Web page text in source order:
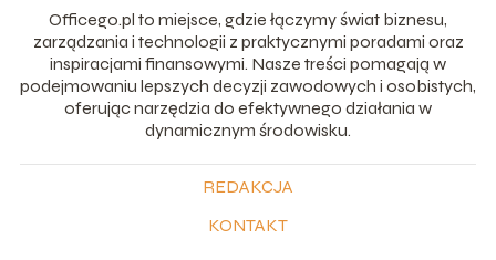
Officego.pl to miejsce, gdzie łączymy świat biznesu,
zarządzania i technologii z praktycznymi poradami oraz
inspiracjami finansowymi. Nasze treści pomagają w
podejmowaniu lepszych decyzji zawodowych i osobistych,
oferując narzędzia do efektywnego działania w
dynamicznym środowisku.
REDAKCJA
KONTAKT